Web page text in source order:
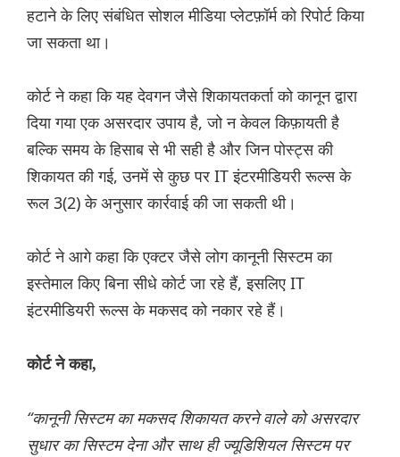
हटाने के लिए संबंधित सोशल मीडिया प्लेटफ़ॉर्म को रिपोर्ट किया
जा सकता था।
कोर्ट ने कहा कि यह देवगन जैसे शिकायतकर्ता को कानून द्वारा
दिया गया एक असरदार उपाय है, जो न केवल किफ़ायती है
बल्कि समय के हिसाब से भी सही है और जिन पोस्ट्स की
शिकायत की गई, उनमें से कुछ पर IT इंटरमीडियरी रूल्स के
रूल 3(2) के अनुसार कार्रवाई की जा सकती थी।
कोर्ट ने आगे कहा कि एक्टर जैसे लोग कानूनी सिस्टम का
इस्तेमाल किए बिना सीधे कोर्ट जा रहे हैं, इसलिए IT
इंटरमीडियरी रूल्स के मकसद को नकार रहे हैं।
कोर्ट ने कहा,
“कानूनी सिस्टम का मकसद शिकायत करने वाले को असरदार
सुधार का सिस्टम देना और साथ ही ज्यूडिशियल सिस्टम पर